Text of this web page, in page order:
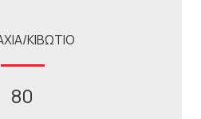
ΚΙΒΩΤΙΟ
80